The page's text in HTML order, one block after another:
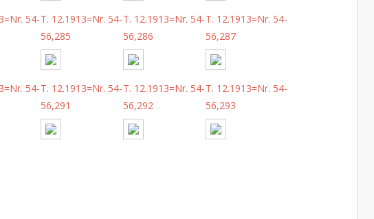
54-T. 12.1913=Nr. 54-
56,285
T. 12.1913=Nr. 54-
56,286
T. 12.1913=Nr. 54-
56,287
54-T. 12.1913=Nr. 54-
56,291
T. 12.1913=Nr. 54-
56,292
T. 12.1913=Nr. 54-
56,293